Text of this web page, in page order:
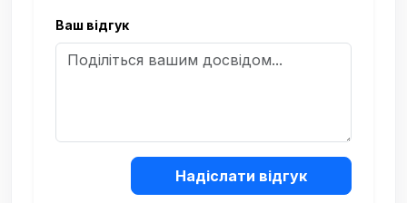
Ваш відгук
Надіслати відгук